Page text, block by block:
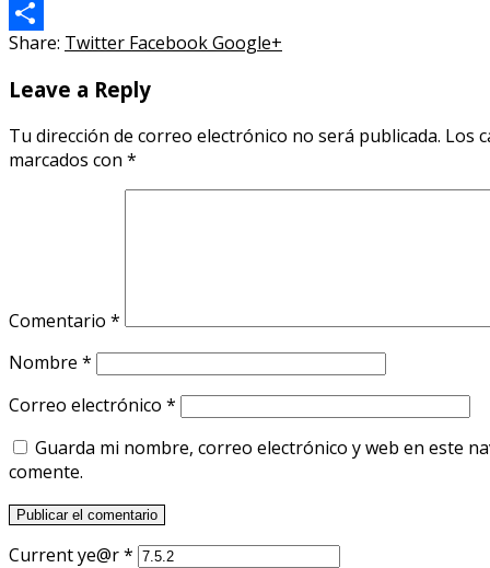
Twitter
Compartir
Share: Twitter FacebookGoogle+
Leave a Reply
Tu dirección de correo electrónico no será publicada. Los
marcados con *
Comentario *
Nombre *
Correo electrónico *
Guarda mi nombre, correo electrónico y web en este
comente.
Current ye@r*